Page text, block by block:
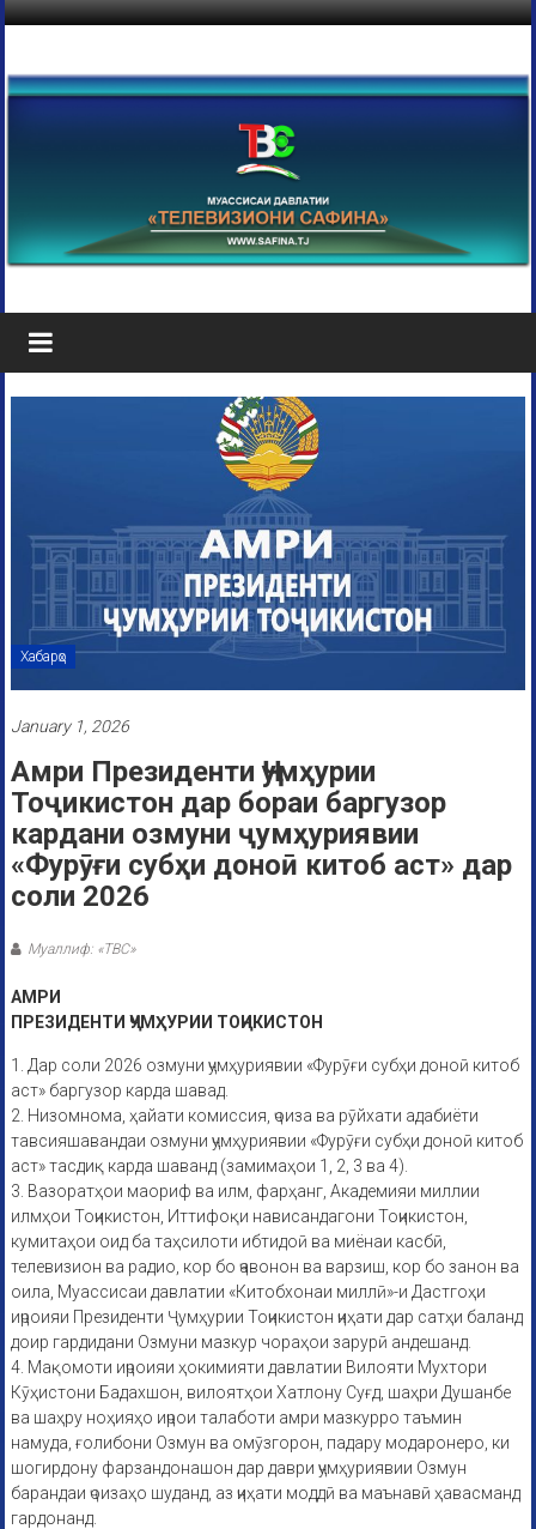
Хабарҳо
January 1, 2026
Амри Президенти Ҷумҳурии
Тоҷикистон дар бораи баргузор
кардани озмуни ҷумҳуриявии
«Фурӯғи субҳи доноӣ китоб аст» дар
соли 2026
Муаллиф: «ТВС»
АМРИ
ПРЕЗИДЕНТИ ҶУМҲУРИИ ТОҶИКИСТОН
1. Дар соли 2026 озмуни ҷумҳуриявии «Фурӯғи субҳи доноӣ китоб
аст» баргузор карда шавад.
2. Низомнома, ҳайати комиссия, ҷоиза ва рӯйхати адабиёти
тавсияшавандаи озмуни ҷумҳуриявии «Фурӯғи субҳи доноӣ китоб
аст» тасдиқ карда шаванд (замимаҳои 1, 2, 3 ва 4).
3. Вазоратҳои маориф ва илм, фарҳанг, Академияи миллии
илмҳои Тоҷикистон, Иттифоқи нависандагони Тоҷикистон,
кумитаҳои оид ба таҳсилоти ибтидоӣ ва миёнаи касбӣ,
телевизион ва радио, кор бо ҷавонон ва варзиш, кор бо занон ва
оила, Муассисаи давлатии «Китобхонаи миллӣ»-и Дастгоҳи
иҷроияи Президенти Ҷумҳурии Тоҷикистон ҷиҳати дар сатҳи баланд
доир гардидани Озмуни мазкур чораҳои зарурӣ андешанд.
4. Мақомоти иҷроияи ҳокимияти давлатии Вилояти Мухтори
Кӯҳистони Бадахшон, вилоятҳои Хатлону Суғд, шаҳри Душанбе
ва шаҳру ноҳияҳо иҷрои талаботи амри мазкурро таъмин
намуда, ғолибони Озмун ва омӯзгорон, падару модаронеро, ки
шогирдону фарзандонашон дар даври ҷумҳуриявии Озмун
барандаи ҷоизаҳо шуданд, аз ҷиҳати моддӣ ва маънавӣ ҳавасманд
гардонанд.